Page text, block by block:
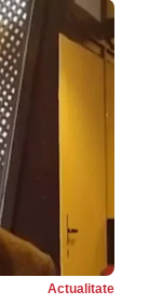
Actualitate